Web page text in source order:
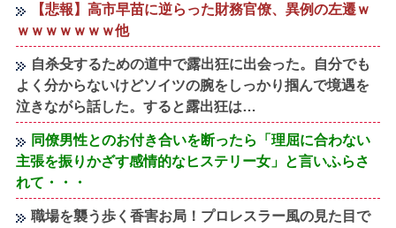
【悲報】高市早苗に逆らった財務官僚、異例の左遷ｗ
ｗｗｗｗｗｗｗ他
自杀殳するための道中で露出狂に出会った。自分でも
よく分からないけどソイツの腕をしっかり掴んで境遇を
泣きながら話した。すると露出狂は…
同僚男性とのお付き合いを断ったら「理屈に合わない
主張を振りかざす感情的なヒステリー女」と言いふらさ
れて・・・
職場を襲う歩く香害お局！プロレスラー風の見た目で